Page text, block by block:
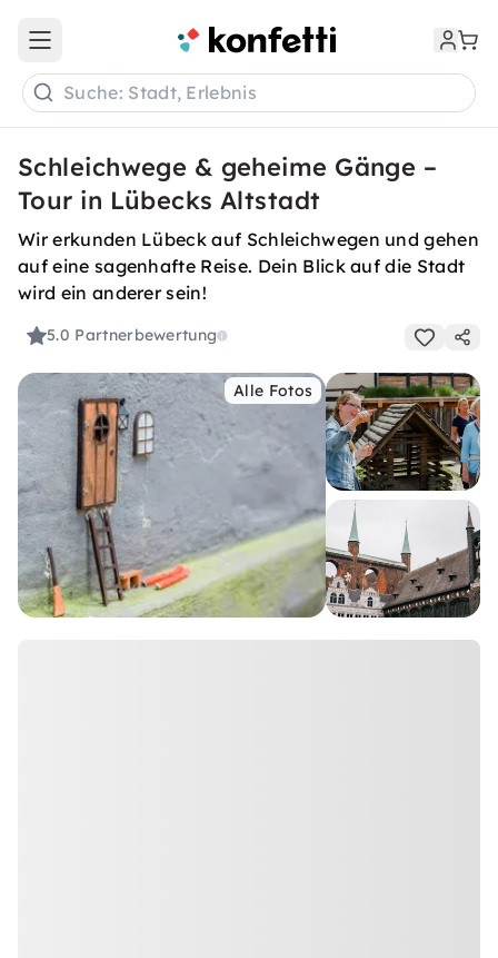
Open main menu
Suche: Stadt, Erlebnis
Schleichwege & geheime Gänge –
Tour in Lübecks Altstadt
Wir erkunden Lübeck auf Schleichwegen und gehen
auf eine sagenhafte Reise. Dein Blick auf die Stadt
wird ein anderer sein!
5.0 Partnerbewertung
Alle Fotos